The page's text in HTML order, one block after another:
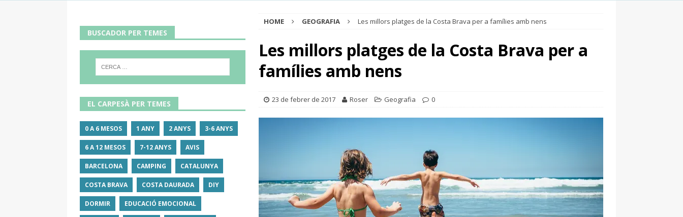
HOME GEOGRAFIA Les millors platges de la Costa Brava per a famílies amb nens
Les millors platges de la Costa Brava per a
famílies amb nens
23 de febrer de 2017 Roser Geografia 0
BUSCADOR PER TEMES
EL CARPESÀ PER TEMES
0 A 6 MESOS 1 ANY 2 ANYS 3-6 ANYS
6 A 12 MESOS 7-12 ANYS AVIS
BARCELONA CAMPING CATALUNYA
COSTA BRAVA COSTA DAURADA DIY
DORMIR EDUCACIÓ EMOCIONAL